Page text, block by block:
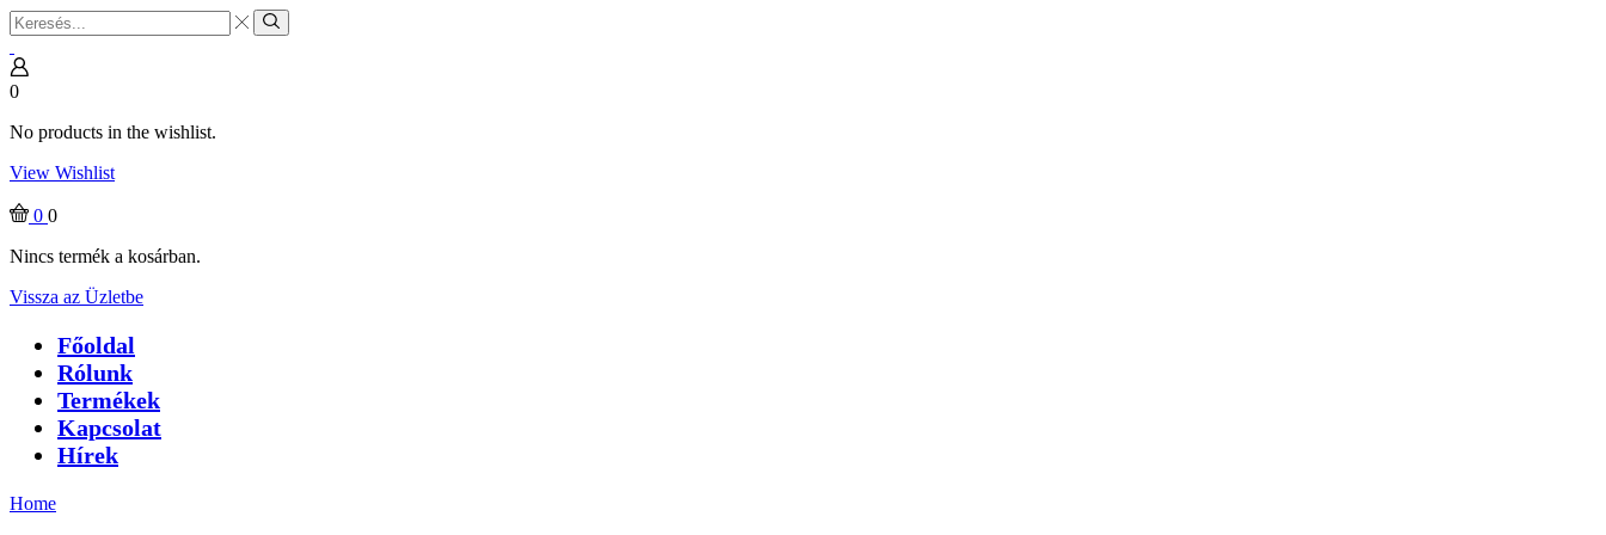
Search
input
Search
0
No products in the wishlist.
View Wishlist
0 0
Nincs termék a kosárban.
Vissza az Üzletbe
Főoldal
Rólunk
Termékek
Kapcsolat
Hírek
Home